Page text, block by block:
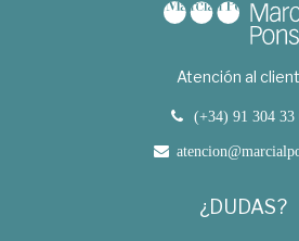
Atención al
(+34) 91 304 33
¿DUDAS?